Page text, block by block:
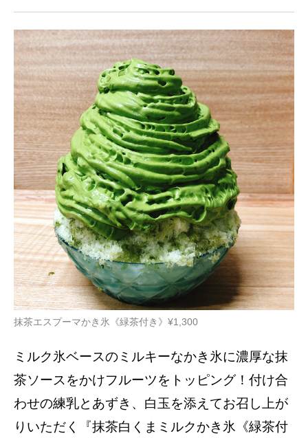
抹茶エスプーマかき氷《緑茶付き》¥1,300
ミルク氷ベースのミルキーなかき氷に濃厚な抹
茶ソースをかけフルーツをトッピング！付け合
わせの練乳とあずき、白玉を添えてお召し上が
りいただく『抹茶白くまミルクかき氷《緑茶付